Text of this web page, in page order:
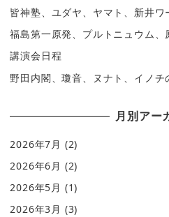
皆神塾、ユダヤ、ヤマト、新井
福島第一原発、プルトニュウム、
講演会日程
野田内閣、瓊音、ヌナト、イノチ
月別アー
2026年7月 (2)
2026年6月 (2)
2026年5月 (1)
2026年3月 (3)